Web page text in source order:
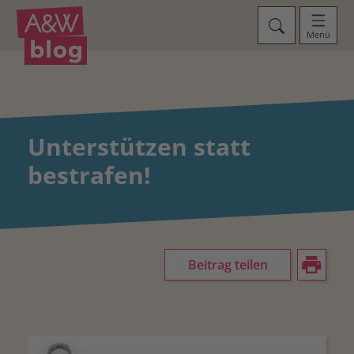
Menü
Unterstützen statt
bestrafen!
Beitrag teilen